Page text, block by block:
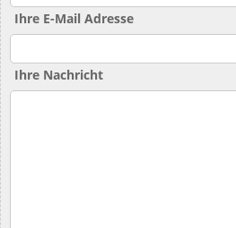
Ihre E-Mail Adresse
Ihre Nachricht